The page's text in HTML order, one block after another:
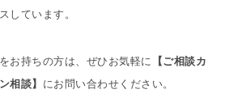
しています。
お持ちの方は、ぜひお気軽に 【ご相談カ
相談】 にお問い合わせください。